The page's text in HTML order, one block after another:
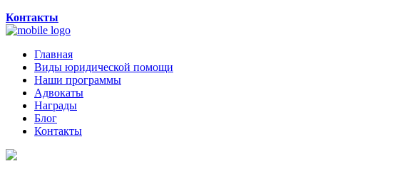
Контакты
Главная
Виды юридической помощи
Наши программы
Адвокаты
Награды
Блог
Контакты